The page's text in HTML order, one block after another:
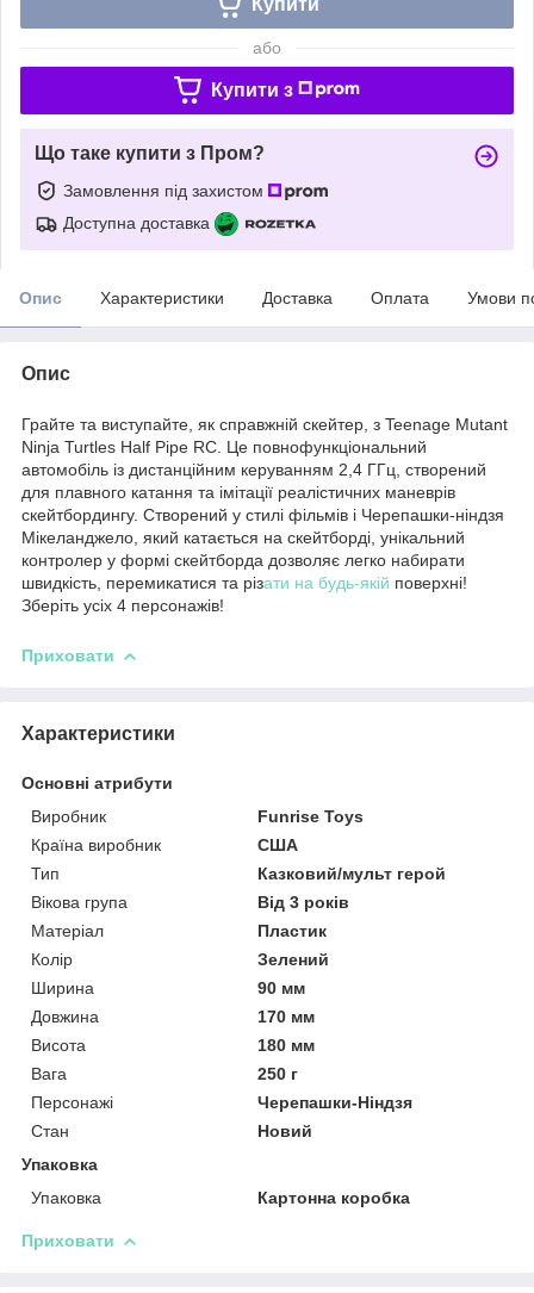
або
Купити з
Що таке купити з Пром?
Замовлення під захистом
Доступна доставка
Опис Характеристики Доставка Оплата Умови
Опис
Грайте та виступайте, як справжній скейтер, з Teenage Mutant
Ninja Turtles Half Pipe RC. Це повнофункціональний
автомобіль із дистанційним керуванням 2,4 ГГц, створений
для плавного катання та імітації реалістичних маневрів
скейтбордингу. Створений у стилі фільмів і Черепашки-ніндзя
Мікеланджело, який катається на скейтборді, унікальний
контролер у формі скейтборда дозволяє легко набирати
швидкість, перемикатися та різати на будь-якій поверхні!
Зберіть усіх 4 персонажів!
Приховати
Характеристики
Основні атрибути
Виробник
Funrise Toys
Країна виробник
США
Тип
Казковий/мульт герой
Вікова група
Від 3 років
Матеріал
Пластик
Колір
Зелений
Ширина
90 мм
Довжина
170 мм
Висота
180 мм
Вага
250 г
Персонажі
Черепашки-Ніндзя
Стан
Новий
Упаковка
Упаковка
Картонна коробка
Приховати